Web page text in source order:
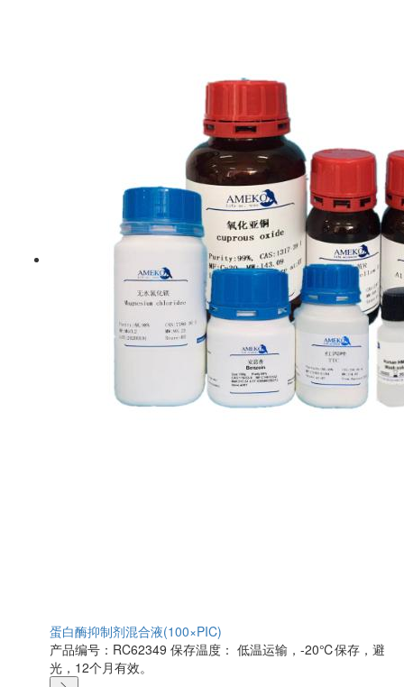
蛋白酶抑制剂混合液(100×PIC)
产品编号：RC62349 保存温度： 低温运输，-20℃保存，避
光，12个月有效。